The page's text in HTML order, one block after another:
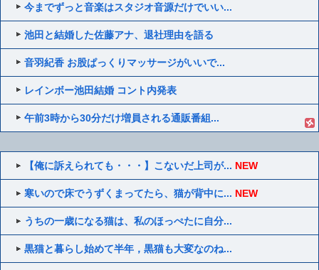
今までずっと音楽はスタジオ音源だけでいい...
池田と結婚した佐藤アナ、退社理由を語る
音羽紀香 お股ぱっくりマッサージがいいで...
レインボー池田結婚 コント内発表
午前3時から30分だけ増員される通販番組...
【俺に訴えられても・・・】こないだ上司が... NEW
寒いので床でうずくまってたら、猫が背中に... NEW
うちの一歳になる猫は、私のほっぺたに自分...
黒猫と暮らし始めて半年，黒猫も大変なのね...